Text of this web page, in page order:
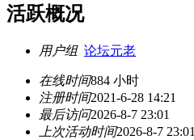
活跃概况
用户组 论坛元老
在线时间884 小时
注册时间2021-6-28 14:21
最后访问2026-8-7 23:01
上次活动时间2026-8-7 23:01